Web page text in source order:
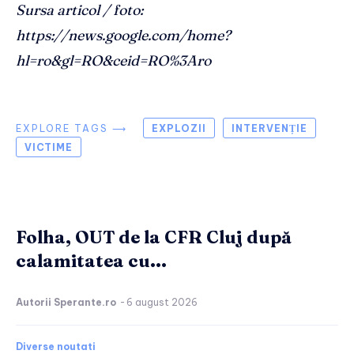
Sursa articol / foto:
https://news.google.com/home?
hl=ro&gl=RO&ceid=RO%3Aro
EXPLORE TAGS ⟶ EXPLOZII
INTERVENȚIE
VICTIME
Folha, OUT de la CFR Cluj după
calamitatea cu...
Autorii Sperante.ro - 6 august 2026
Diverse noutati